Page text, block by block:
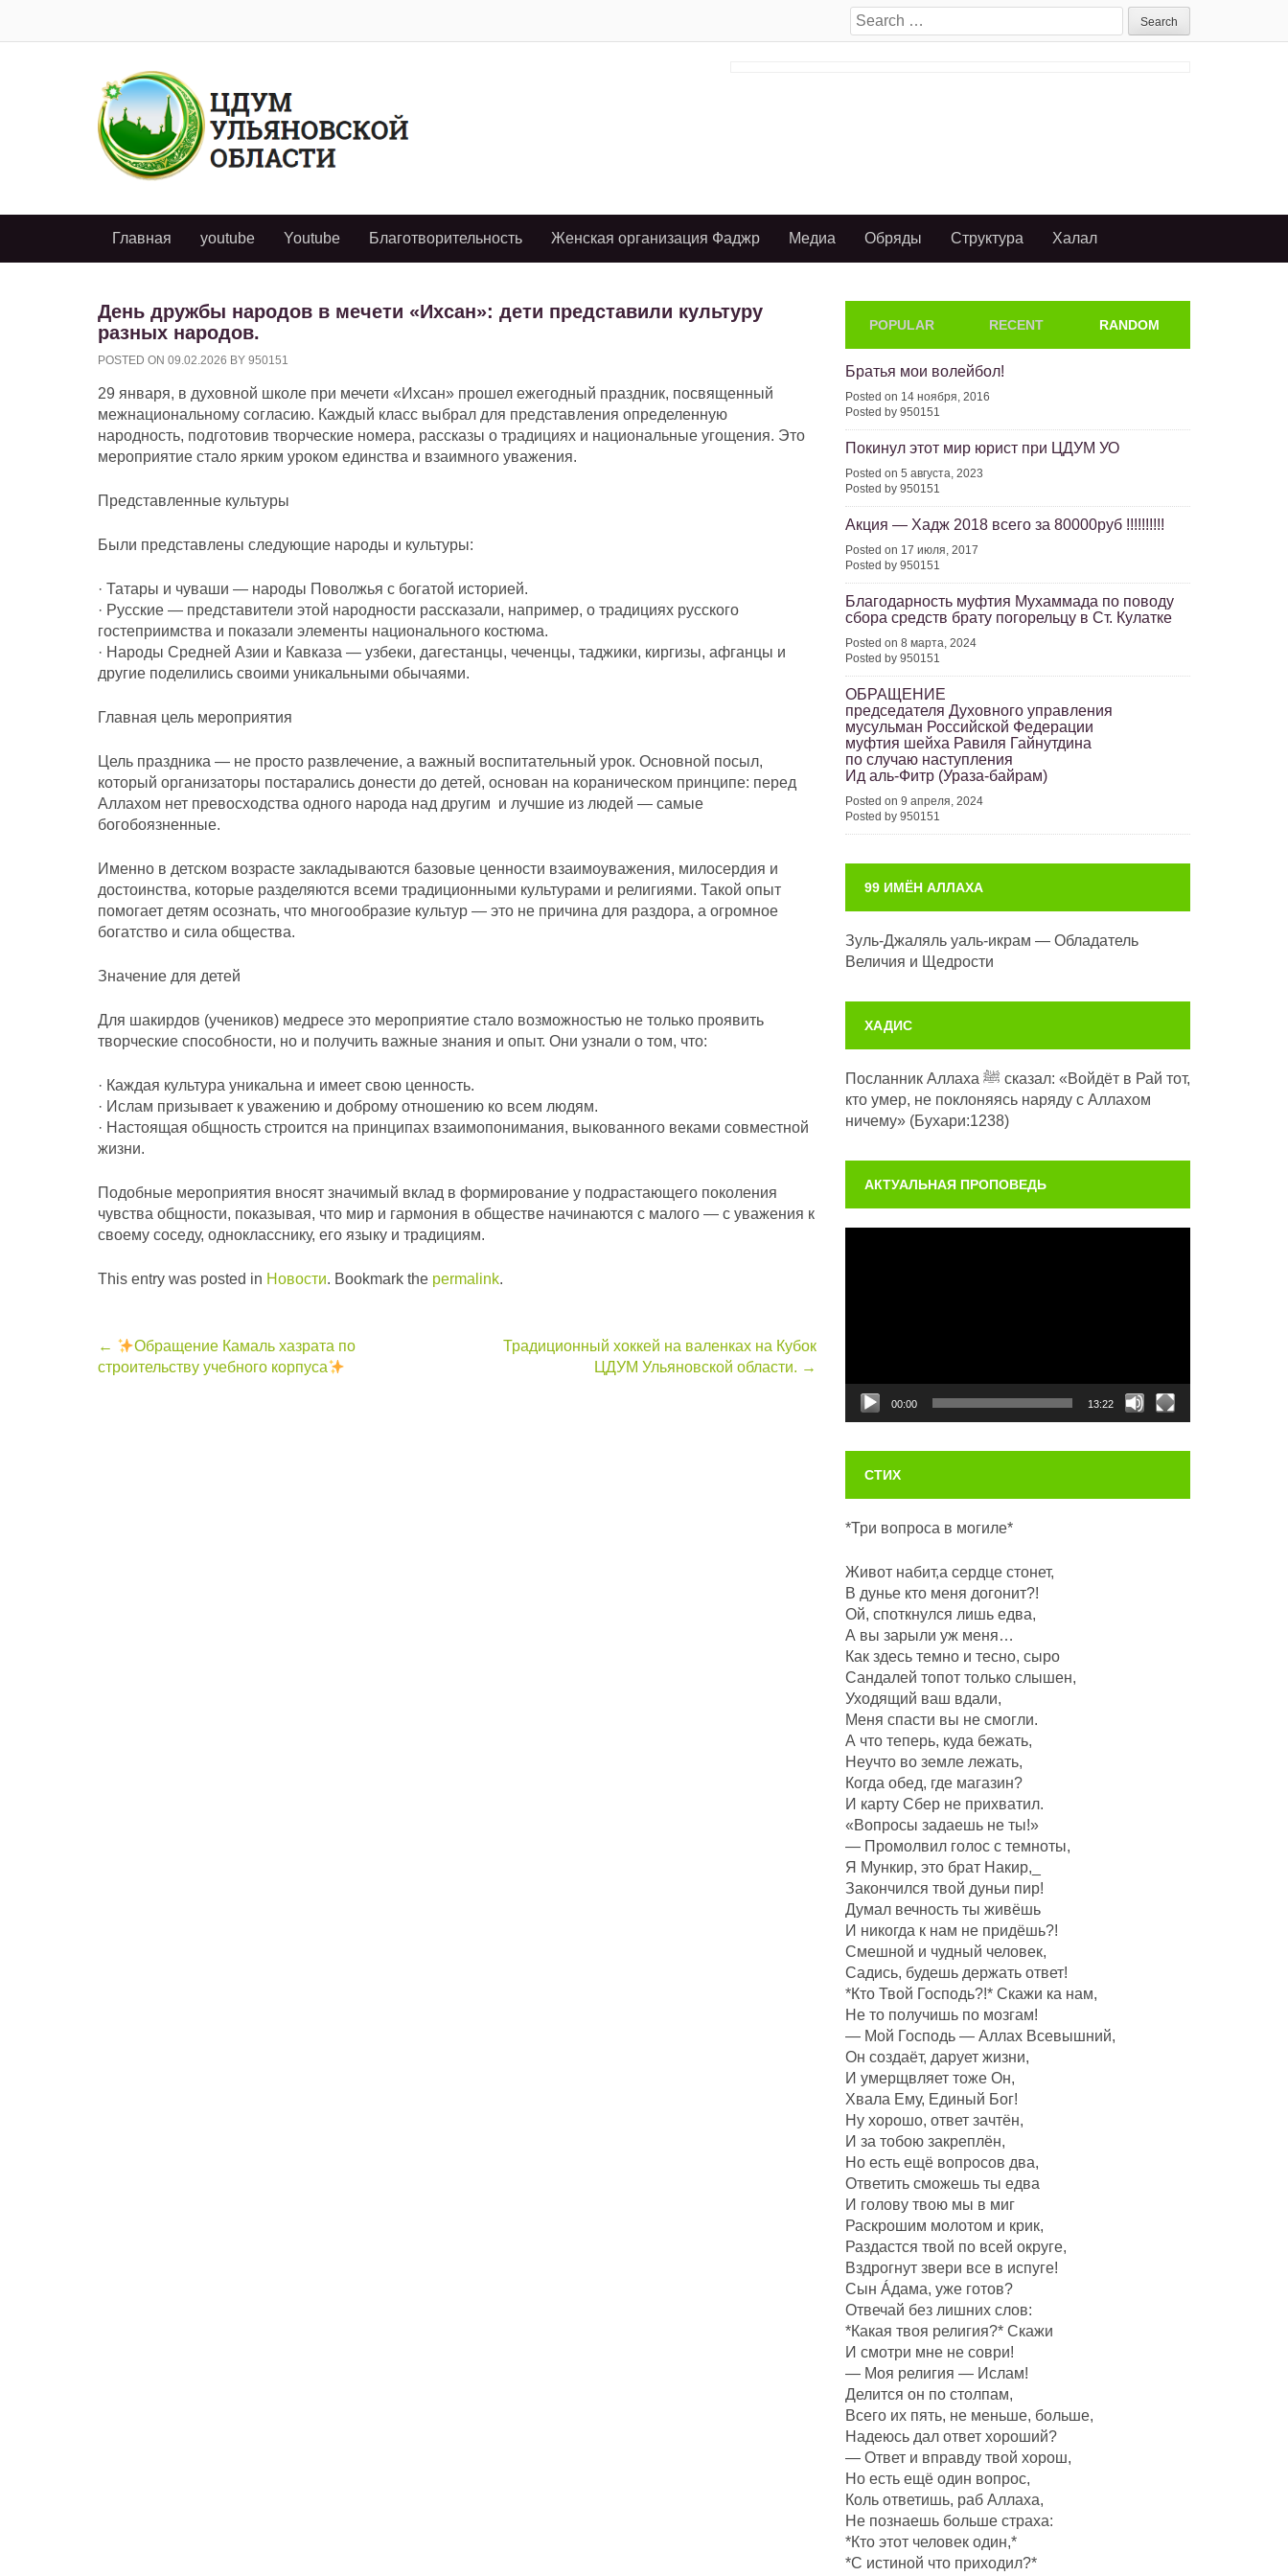
Search
for:
Главная youtube Youtube Благотворительность Женская организация Фаджр Медиа Обряды Структура Халал
День дружбы народов в мечети «Ихсан»: дети представили культуру
разных народов.
POSTED ON 09.02.2026 BY 950151
29 января, в духовной школе при мечети «Ихсан» прошел ежегодный праздник, посвященный
межнациональному согласию. Каждый класс выбрал для представления определенную
народность, подготовив творческие номера, рассказы о традициях и национальные угощения. Это
мероприятие стало ярким уроком единства и взаимного уважения.
Представленные культуры
Были представлены следующие народы и культуры:
· Татары и чуваши — народы Поволжья с богатой историей.
· Русские — представители этой народности рассказали, например, о традициях русского
гостеприимства и показали элементы национального костюма.
· Народы Средней Азии и Кавказа — узбеки, дагестанцы, чеченцы, таджики, киргизы, афганцы и
другие поделились своими уникальными обычаями.
Главная цель мероприятия
Цель праздника — не просто развлечение, а важный воспитательный урок. Основной посыл,
который организаторы постарались донести до детей, основан на кораническом принципе: перед
Аллахом нет превосходства одного народа над другим и лучшие из людей — самые
богобоязненные.
Именно в детском возрасте закладываются базовые ценности взаимоуважения, милосердия и
достоинства, которые разделяются всеми традиционными культурами и религиями. Такой опыт
помогает детям осознать, что многообразие культур — это не причина для раздора, а огромное
богатство и сила общества.
Значение для детей
Для шакирдов (учеников) медресе это мероприятие стало возможностью не только проявить
творческие способности, но и получить важные знания и опыт. Они узнали о том, что:
· Каждая культура уникальна и имеет свою ценность.
· Ислам призывает к уважению и доброму отношению ко всем людям.
· Настоящая общность строится на принципах взаимопонимания, выкованного веками совместной
жизни.
Подобные мероприятия вносят значимый вклад в формирование у подрастающего поколения
чувства общности, показывая, что мир и гармония в обществе начинаются с малого — с уважения к
своему соседу, однокласснику, его языку и традициям.
This entry was posted in Новости. Bookmark the permalink.
Post
←
Обращение Камаль хазрата по
строительству учебного корпуса
Традиционный хоккей на валенках на Кубок
ЦДУМ Ульяновской области. →
POPULAR RECENT RANDOM
Братья мои волейбол!
Posted on 14 ноября, 2016
Posted by 950151
Покинул этот мир юрист при ЦДУМ УО
Posted on 5 августа, 2023
Posted by 950151
Акция — Хадж 2018 всего за 80000руб !!!!!!!!!!
Posted on 17 июля, 2017
Posted by 950151
Благодарность муфтия Мухаммада по поводу
сбора средств брату погорельцу в Ст. Кулатке
Posted on 8 марта, 2024
Posted by 950151
ОБРАЩЕНИЕ
председателя Духовного управления
мусульман Российской Федерации
муфтия шейха Равиля Гайнутдина
по случаю наступления
Ид аль-Фитр (Ураза-байрам)
Posted on 9 апреля, 2024
Posted by 950151
99 ИМЁН АЛЛАХА
Зуль-Джаляль уаль-икрам — Обладатель
Величия и Щедрости
ХАДИС
Посланник Аллаха ﷺ сказал: «Войдёт в Рай тот,
кто умер, не поклоняясь наряду с Аллахом
ничему» (Бухари:1238)
АКТУАЛЬНАЯ ПРОПОВЕДЬ
00:00 13:22
СТИХ
*Три вопроса в могиле*
Живот набит,а сердце стонет,
В дунье кто меня догонит?!
Ой, споткнулся лишь едва,
А вы зарыли уж меня…
Как здесь темно и тесно, сыро
Сандалей топот только слышен,
Уходящий ваш вдали,
Меня спасти вы не смогли.
А что теперь, куда бежать,
Неучто во земле лежать,
Когда обед, где магазин?
И карту Сбер не прихватил.
«Вопросы задаешь не ты!»
— Промолвил голос с темноты,
Я Мункир, это брат Накир,_
Закончился твой дуньи пир!
Думал вечность ты живёшь
И никогда к нам не придёшь?!
Смешной и чудный человек,
Садись, будешь держать ответ!
*Кто Твой Господь?!* Скажи ка нам,
Не то получишь по мозгам!
— Мой Господь — Аллах Всевышний,
Он создаëт, дарует жизни,
И умерщвляет тоже Он,
Хвала Ему, Единый Бог!
Ну хорошо, ответ зачтëн,
И за тобою закреплëн,
Но есть ещё вопросов два,
Ответить сможешь ты едва
И голову твою мы в миг
Раскрошим молотом и крик,
Раздастся твой по всей округе,
Вздрогнут звери все в испуге!
Сын Áдама, уже готов?
Отвечай без лишних слов:
*Какая твоя религия?* Скажи
И смотри мне не соври!
— Моя религия — Ислам!
Делится он по столпам,
Всего их пять, не меньше, больше,
Надеюсь дал ответ хороший?
— Ответ и вправду твой хорош,
Но есть ещё один вопрос,
Коль ответишь, раб Аллаха,
Не познаешь больше страха:
*Кто этот человек один,*
*С истиной что приходил?*